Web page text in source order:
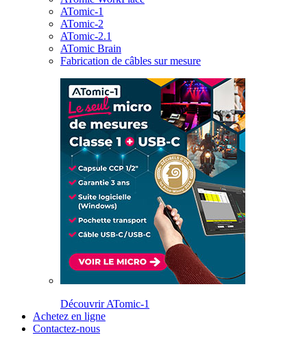
ATomic-1
ATomic-2
ATomic-2.1
ATomic Brain
Fabrication de câbles sur mesure
Découvrir ATomic-1
Achetez en ligne
Contactez-nous